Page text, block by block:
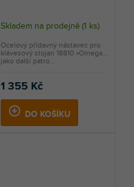
Skladem na prodejně (1 ks)
1 355 Kč
DO KOŠÍKU
Ocelový přídavný nástavec pro
klávesový stojan 18810 »Omega«
jako další patro...